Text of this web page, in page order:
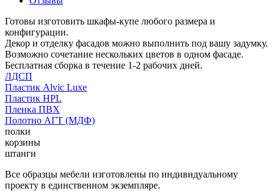
Готовы изготовить шкафы-купе любого размера и
конфигурации.
Декор и отделку фасадов можно выполнить под вашу задумку.
Возможно сочетание нескольких цветов в одном фасаде.
Бесплатная сборка в течение 1-2 рабочих дней.
ЛДСП
Пластик Alvic Luxe
Пластик HPL
Пленка ПВХ
Полотно АГТ (МДФ)
полки
корзины
штанги
Все образцы мебели изготовлены по индивидуальному
проекту в единственном экземпляре.